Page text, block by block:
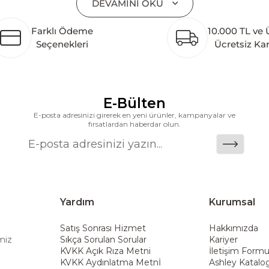
temel yaklaşım olarak benimsemektedir.
tesisinin altyapısı tamamlanmıştır. Ashley
pazarlarına hizmet vermektir. Dünya genelinde 7
katkı açısından önemli bir değer yaratmaktadır.
sunar. Teknoloji ve mağazacılığı bir araya
deneyimi sunmak ve bu konforu her eve taşımak
DEVAMINI OKU
Farklı Ödeme
Seçenekleri
10.000 TL ve
Ücretsiz
E-Bülten
E-posta adresinizi girerek en yeni ürünler, kampanyalar ve
fırsatlardan haberdar olun.
Yardım
Satış Sonrası Hizmet
Sıkça Sorulan Sorular
KVKK Açık Rıza Metni
KVKK Aydınlatma Metnİ
Kurumsal
Hakkımızda
Kariyer
İletişim Formu
Ashley